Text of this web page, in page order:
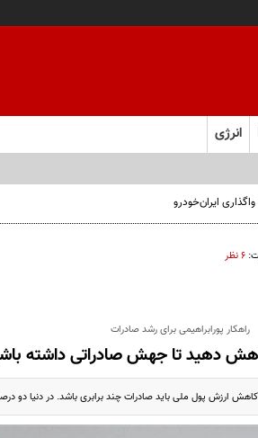
انرژی
ایران‌خودرو
۶ نظر
راهکار پورابراهیمی برای رشد صادرات
دهید تا جهش صادراتی داشته
ارزش پول ملی باید صادرات چند برابری باشد. در دنیا دو